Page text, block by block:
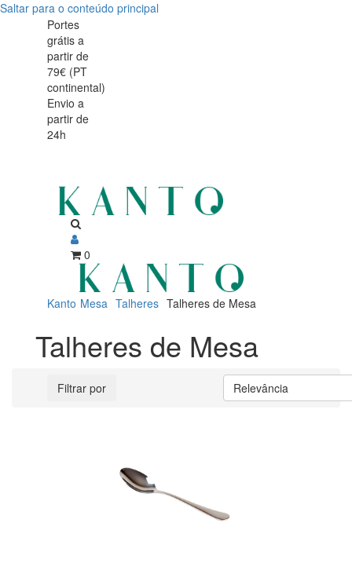
Saltar para o conteúdo principal
Portes
grátis a
partir de
79€ (PT
continental)
Envio a
partir de
24h
0
Kanto Mesa Talheres Talheres de Mesa
Talheres de Mesa
Filtrar por Relevância